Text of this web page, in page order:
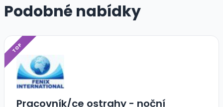
Podobné nabídky
TOP
Pracovník/ce ostrahy - noční